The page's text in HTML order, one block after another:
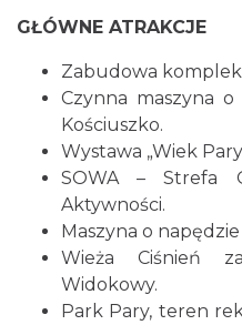
GŁÓWNE ATRAKCJE
Zabudowa
Czynna maszyna
Kościuszko.
Wystawa „Wiek
SOWA – Strefa
Aktywności.
Maszyna o
Wieża Ciśnień
Widokowy.
Park Pary, teren